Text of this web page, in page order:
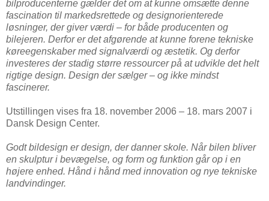
bilproducenterne gælder det om at kunne omsætte denne
fascination til markedsrettede og designorienterede
løsninger, der giver værdi – for både producenten og
bilejeren. Derfor er det afgørende at kunne forene tekniske
køreegenskaber med signalværdi og æstetik. Og derfor
investeres der stadig større ressourcer på at udvikle det helt
rigtige design. Design der sælger – og ikke mindst
fascinerer.
Utstillingen vises fra 18. november 2006 – 18. mars 2007 i
Dansk Design Center.
Godt bildesign er design, der danner skole. Når bilen bliver
en skulptur i bevægelse, og form og funktion går op i en
højere enhed. Hånd i hånd med innovation og nye tekniske
landvindinger.